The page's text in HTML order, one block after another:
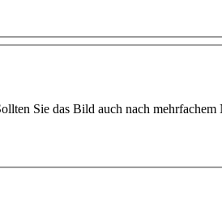
Sie das Bild auch nach mehrfachem